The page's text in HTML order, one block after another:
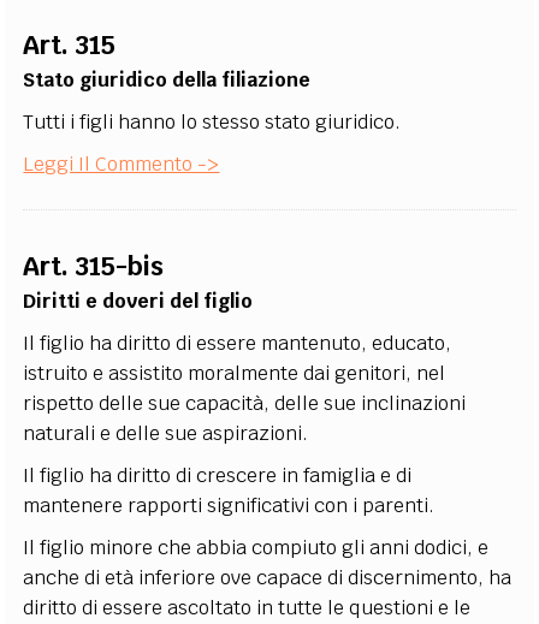
CODICI RUBRICHE LIBRI PROCEEDINGS
SOCIAL MEDIA
Art. 315
Stato giuridico della filiazione
Tutti i figli hanno lo stesso stato giuridico.
Leggi Il Commento ->
Art. 315-bis
Diritti e doveri del figlio
Il figlio ha diritto di essere mantenuto, educato,
istruito e assistito moralmente dai genitori, nel
rispetto delle sue capacità, delle sue inclinazioni
naturali e delle sue aspirazioni.
Il figlio ha diritto di crescere in famiglia e di
mantenere rapporti significativi con i parenti.
Il figlio minore che abbia compiuto gli anni dodici, e
anche di età inferiore ove capace di discernimento, ha
diritto di essere ascoltato in tutte le questioni e le